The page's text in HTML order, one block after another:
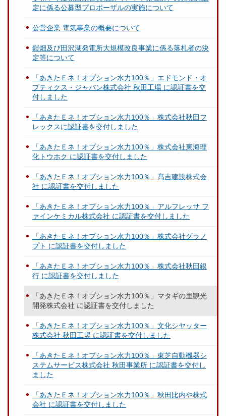
定に係る公募型プロポーザルの実施について
公営企業 電気事業の概要について
鎧畑及び田沢湖発電所大規模改良事業に係る落札者の決
定等について
「あきたＥネ！オプション水力100％」エドモンド・オ
プティクス・ジャパン株式会社 秋田工場 に認証書を交
付しました
「あきたＥネ！オプション水力100％」株式会社秋田フ
レックスに認証書を交付しました
「あきたＥネ！オプション水力100％」株式会社東海理
化トウホク に認証書を交付しました
「あきたＥネ！オプション水力100％」髙吉建設株式会
社 に認証書を交付しました
「あきたＥネ！オプション水力100％」アルフレッサ フ
ァインケミカル株式会社 に認証書を交付しました
「あきたＥネ！オプション水力100％」株式会社グラノ
プト に認証書を交付しました
「あきたＥネ！オプション水力100％」株式会社秋田銀
行 に認証書を交付しました
「あきたＥネ！オプション水力100％」マタギの里観光
開発株式会社 に認証書を交付しました
「あきたＥネ！オプション水力100％」文化シヤッター
株式会社 秋田工場 に認証書を交付しました
「あきたＥネ！オプション水力100％」東芝自動機器シ
ステムサービス株式会社 秋田事業所 に認証書を交付し
ました
「あきたＥネ！オプション水力100％」秋田比内や株式
会社 に認証書を交付しました